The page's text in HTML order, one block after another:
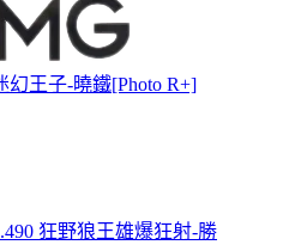
王子-曉鐵[Photo R+]
狂野狼王雄爆狂射-勝